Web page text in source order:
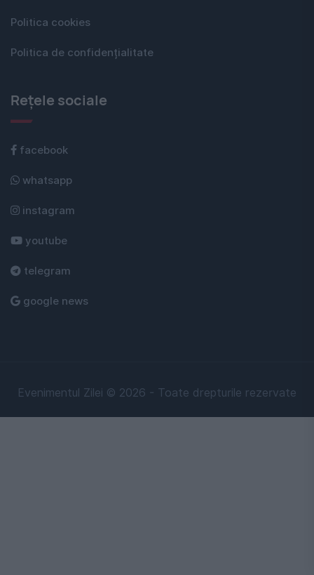
Politica cookies
Politica de confidențialitate
Rețele sociale
facebook
whatsapp
instagram
youtube
telegram
google news
Evenimentul Zilei © 2026 - Toate drepturile rezervate